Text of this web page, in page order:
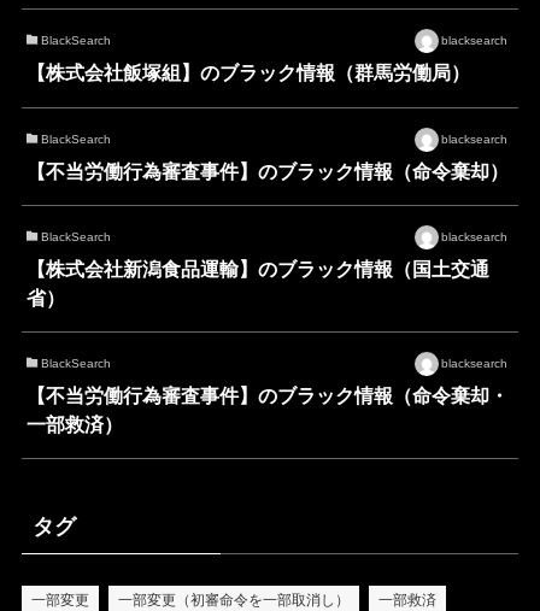
BlackSearch blacksearch
【株式会社飯塚組】のブラック情報（群馬労働局）
BlackSearch blacksearch
【不当労働行為審査事件】のブラック情報（命令棄却）
BlackSearch blacksearch
【株式会社新潟食品運輸】のブラック情報（国土交通
省）
BlackSearch blacksearch
【不当労働行為審査事件】のブラック情報（命令棄却・
一部救済）
タグ
一部変更 一部変更（初審命令を一部取消し） 一部救済